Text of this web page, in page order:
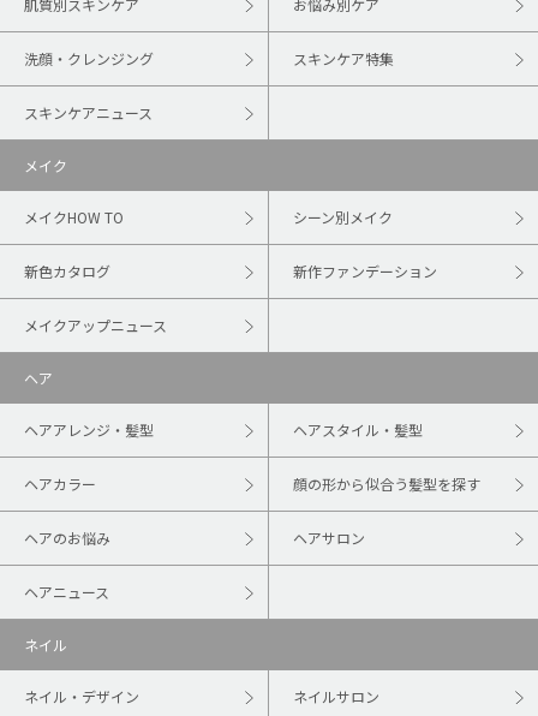
洗顔・クレンジング スキンケア特集
スキンケアニュース
メイク
メイクHOW TO シーン別メイク
新色カタログ 新作ファンデーション
メイクアップニュース
ヘア
ヘアアレンジ・髪型 ヘアスタイル・髪型
ヘアカラー 顔の形から似合う髪型を探す
ヘアのお悩み ヘアサロン
ヘアニュース
ネイル
ネイル・デザイン ネイルサロン